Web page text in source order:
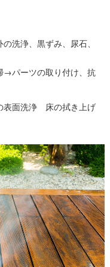
洗浄、黒ずみ、尿石、
→パーツの取り付け、抗
表面洗浄 床の拭き上げ